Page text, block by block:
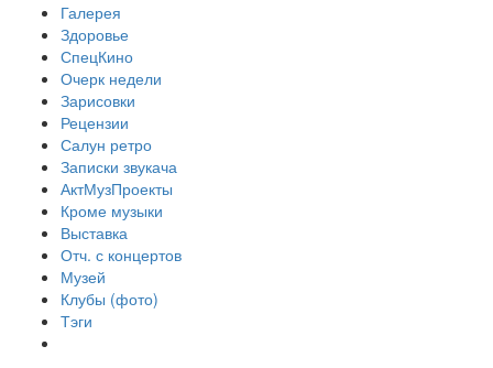
Галерея
Здоровье
СпецКино
Очерк недели
Зарисовки
Рецензии
Салун ретро
Записки звукача
АктМузПроекты
Кроме музыки
Выставка
Отч. с концертов
Музей
Клубы (фото)
Тэги